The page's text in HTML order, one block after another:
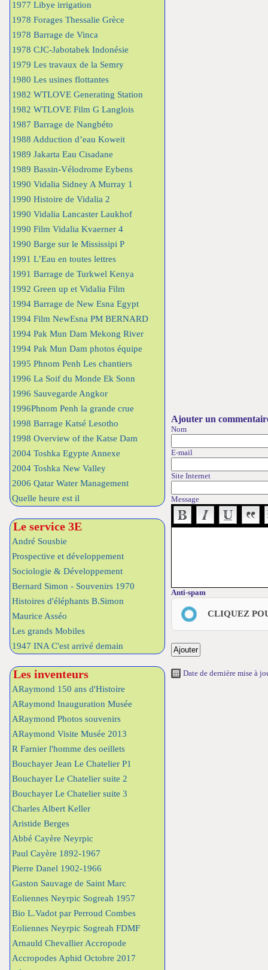
1977 Libye irrigation
1978 Forages Thessalie Grèce
1978 Barrage de Vinca
1978 CJC-Jabotabek Indonésie
1979 Les travaux de la Semry
1980 Les usines flottantes
1982 WTLOVE Generating Station
1982 WTLOVE Film G Langlois
1987 Barrage de Nangbéto
1988 Adduction d’eau Koweit
1989 Jakarta Eau Cisadane
1989 Bassin-Vélodrome Eybens
1990 Vidalia Sidney A Murray 1
1990 Histoire de Vidalia 2
1990 Vidalia Lancaster Laukhof
1990 Film Vidalia Kvaerner 4
1990 Barge sur le Mississipi P
1991 L’Eau en toutes lettres
1991 Barrage de Turkwel Kenya
1992 Green up et Vidalia Film
1994 Barrage de New Esna Egypt
1994 Film NewEsna PM BERNARD
1994 Pak Mun Dam Mekong River
1994 Pak Mun Dam photos équipe
1995 Phnom Penh Les chantiers
1996 La Soif du Monde Ek Sonn
1996 Sauvegarde Angkor
1996Phnom Penh la grande crue
1998 Barrage Katsé Lesotho
1998 Overview of the Katse Dam
2004 Toshka Egypte Annexe
2004 Toshka New Valley
2006 Qatar Water Management
Quelle heure est il
Le service 3E
André Sousbie
Prospective et développement
Sociologie & Développement
Bernard Simon - Souvenirs 1970
Histoires d'éléphants B.Simon
Maurice Asséo
Les grands Mobiles
1947 INA C'est arrivé demain
Les inventeurs
ARaymond 150 ans d'Histoire
ARaymond Inauguration Musée
ARaymond Photos souvenirs
ARaymond Visite Musée 2013
R Farnier l'homme des oeillets
Bouchayer Jean Le Chatelier P1
Bouchayer Le Chatelier suite 2
Bouchayer Le Chatelier suite 3
Charles Albert Keller
Aristide Berges
Abbé Cayère Neyrpic
Paul Cayère 1892-1967
Pierre Danel 1902-1966
Gaston Sauvage de Saint Marc
Eoliennes Neyrpic Sogreah 1957
Bio L.Vadot par Perroud Combes
Eoliennes Neyrpic Sogreah FDMF
Arnauld Chevallier Accropode
Accropodes Aphid Octobre 2017
Ajouter un
Nom
E-mail
Site Internet
Message
Anti-spam
CLIQUEZ
Date de dernière mise à